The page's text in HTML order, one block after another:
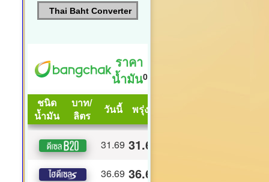
Thai Baht Converter